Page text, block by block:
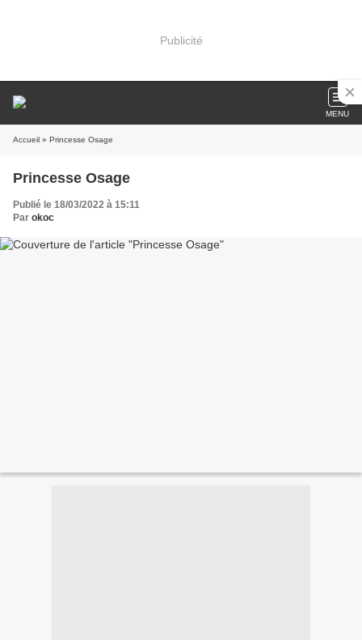
Publicité
MENU
Accueil » Princesse Osage
Princesse Osage
Publié le 18/03/2022 à 15:11
Par okoc